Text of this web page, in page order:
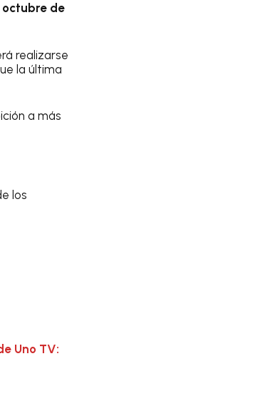
octubre de
realizarse
la última
a más
los
Uno TV: